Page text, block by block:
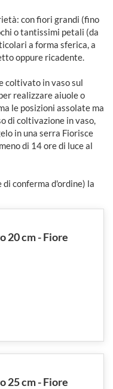
con fiori grandi (fino
o tantissimi petali (da
a forma sferica, a
oppure ricadente.
coltivato in vaso sul
realizzare aiuole o
le posizioni assolate ma
di coltivazione in vaso,
in una serra Fiorisce
di 14 ore di luce al
di conferma d'ordine) la
20 cm - Fiore
25 cm - Fiore